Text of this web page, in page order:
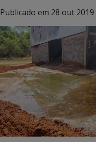
Publicado em 28 out 2019